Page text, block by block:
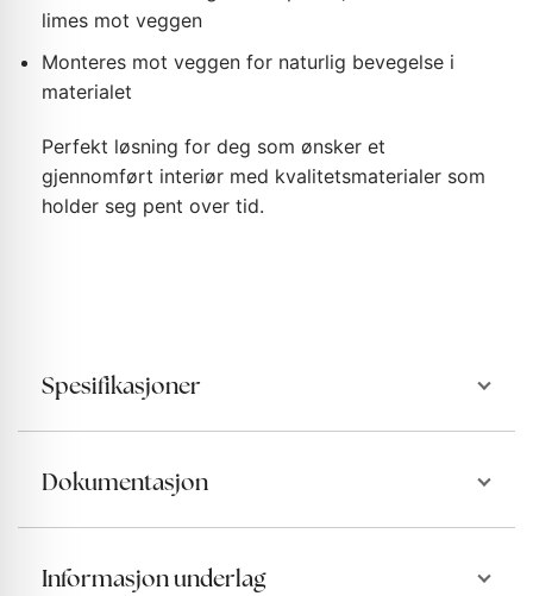
limes mot veggen
Monteres mot veggen for naturlig bevegelse i
materialet
Perfekt løsning for deg som ønsker et
gjennomført interiør med kvalitetsmaterialer som
holder seg pent over tid.
Spesifikasjoner
Dokumentasjon
Informasjon underlag